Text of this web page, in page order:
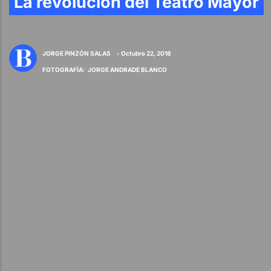
JORGE PINZÓN SALAS - Octubre 22, 2018
FOTOGRAFÍA: JORGE ANDRADE BLANCO